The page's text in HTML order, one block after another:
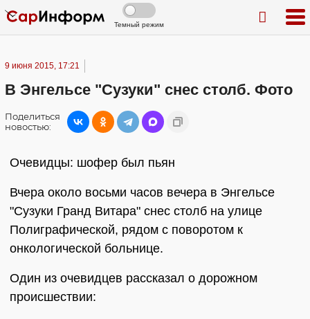
Темный режим
9 июня 2015, 17:21
В Энгельсе "Сузуки" снес столб. Фото
Поделиться
новостью:
Очевидцы: шофер был пьян
Вчера около восьми часов вечера в Энгельсе
"Сузуки Гранд Витара" снес столб на улице
Полиграфической, рядом с поворотом к
онкологической больнице.
Один из очевидцев рассказал о дорожном
происшествии: